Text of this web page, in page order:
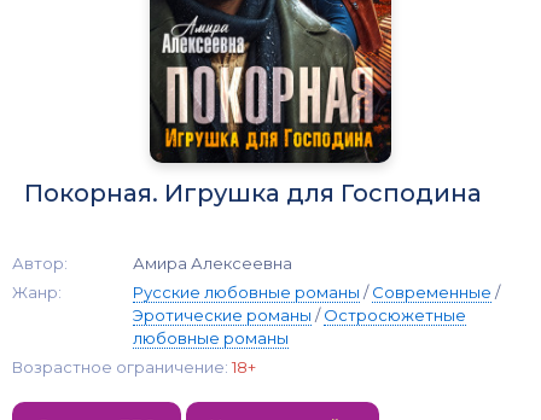
Покорная. Игрушка для Господина
Автор:
Амира Алексеевна
Жанр:
Русские любовные романы /Современные /
Эротические романы /Остросюжетные
любовные романы
Возрастное ограничение: 18+